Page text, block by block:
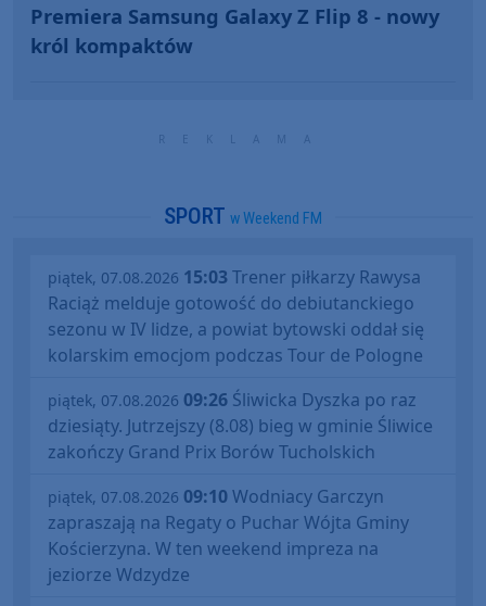
Premiera Samsung Galaxy Z Flip 8 - nowy
król kompaktów
SPORT w Weekend FM
piątek, 07.08.2026 15:03Trener piłkarzy Rawysa
Raciąż melduje gotowość do debiutanckiego
sezonu w IV lidze, a powiat bytowski oddał się
kolarskim emocjom podczas Tour de Pologne
piątek, 07.08.2026 09:26 Śliwicka Dyszka po raz
dziesiąty. Jutrzejszy (8.08) bieg w gminie Śliwice
zakończy Grand Prix Borów Tucholskich
piątek, 07.08.2026 09:10Wodniacy Garczyn
zapraszają na Regaty o Puchar Wójta Gminy
Kościerzyna. W ten weekend impreza na
jeziorze Wdzydze